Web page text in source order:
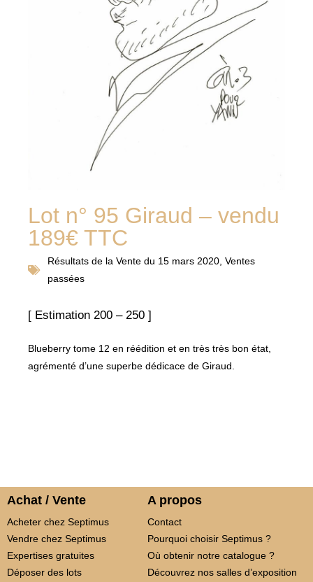
Lot n° 95 Giraud – vendu
189€ TTC
Résultats de la Vente du 15 mars 2020, Ventes
passées
[ Estimation 200 – 250 ]
Blueberry tome 12 en réédition et en très très bon état,
agrémenté d’une superbe dédicace de Giraud.
Achat / Vente
Acheter chez Septimus
Vendre chez Septimus
Expertises gratuites
Déposer des lots
A propos
Contact
Pourquoi choisir Septimus ?
Où obtenir notre catalogue ?
Découvrez nos salles d’exposition